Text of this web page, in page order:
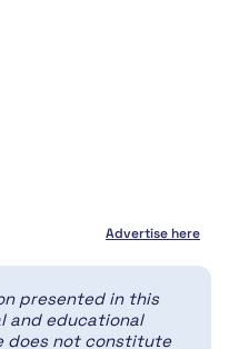
Advertise here
presented in this
and educational
does not constitute